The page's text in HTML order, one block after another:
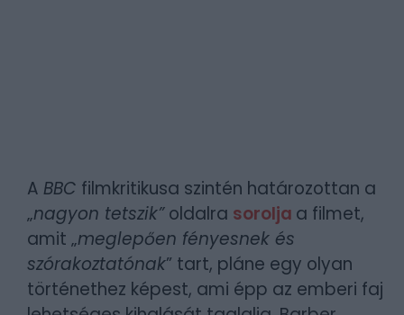
A BBC filmkritikusa szintén határozottan a
„nagyon tetszik”oldalra sorolja a filmet,
amit „meglepően fényesnek és
szórakoztatónak” tart, pláne egy olyan
történethez képest, ami épp az emberi faj